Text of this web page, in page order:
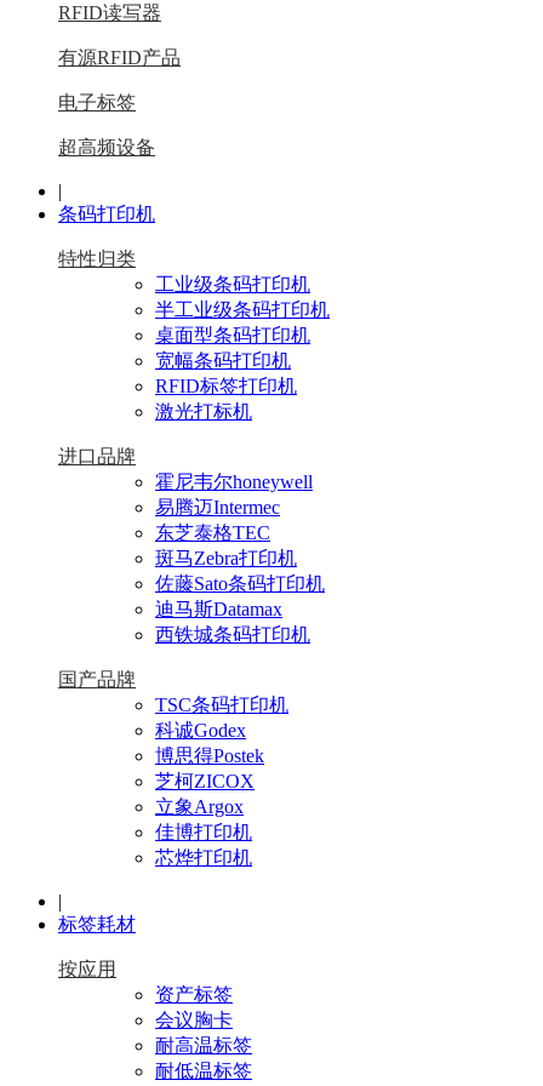
RFID读写器
有源RFID产品
电子标签
超高频设备
|
条码打印机
特性归类
工业级条码打印机
半工业级条码打印机
桌面型条码打印机
宽幅条码打印机
RFID标签打印机
激光打标机
进口品牌
霍尼韦尔honeywell
易腾迈Intermec
东芝泰格TEC
斑马Zebra打印机
佐藤Sato条码打印机
迪马斯Datamax
西铁城条码打印机
国产品牌
TSC条码打印机
科诚Godex
博思得Postek
芝柯ZICOX
立象Argox
佳博打印机
芯烨打印机
|
标签耗材
按应用
资产标签
会议胸卡
耐高温标签
耐低温标签